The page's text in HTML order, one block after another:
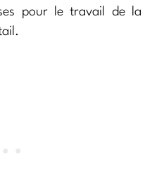
pour le travail de la